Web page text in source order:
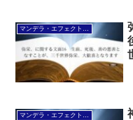
マンデラ・エフェクト文面（2025年6月24日～